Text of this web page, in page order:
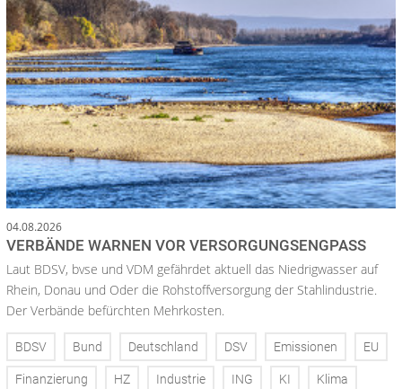
04.08.2026
VERBÄNDE WARNEN VOR VERSORGUNGSENGPASS
Laut BDSV, bvse und VDM gefährdet aktuell das Niedrigwasser auf
Rhein, Donau und Oder die Rohstoffversorgung der Stahlindustrie.
Der Verbände befürchten Mehrkosten.
BDSV Bund Deutschland DSV Emissionen EU
Finanzierung HZ Industrie ING KI Klima